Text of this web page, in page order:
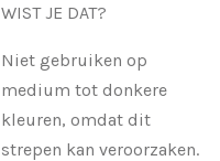
WIST JE DAT?
Niet gebruiken op
medium tot donkere
kleuren, omdat dit
strepen kan veroorzaken.